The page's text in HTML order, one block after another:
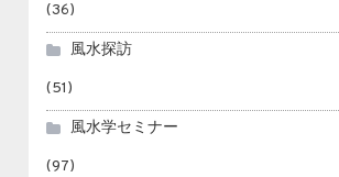
(36)
風水探訪
(51)
風水学セミナー
(97)